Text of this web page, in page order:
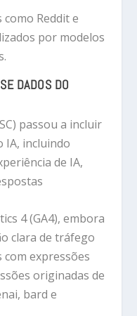
Reddit e
por modelos
DADOS DO
passou a incluir
IA, incluindo
de IA,
4 (GA4), embora
clara de tráfego
expressões
originadas de
bard e